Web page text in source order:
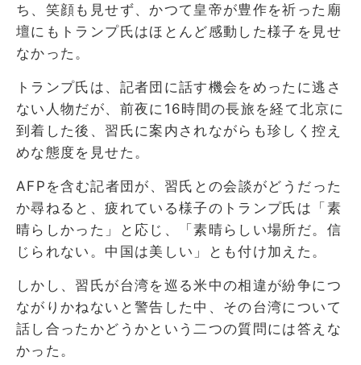
ち、笑顔も見せず、かつて皇帝が豊作を祈った廟
壇にもトランプ氏はほとんど感動した様子を見せ
なかった。
トランプ氏は、記者団に話す機会をめったに逃さ
ない人物だが、前夜に16時間の長旅を経て北京に
到着した後、習氏に案内されながらも珍しく控え
めな態度を見せた。
AFPを含む記者団が、習氏との会談がどうだった
か尋ねると、疲れている様子のトランプ氏は「素
晴らしかった」と応じ、「素晴らしい場所だ。信
じられない。中国は美しい」とも付け加えた。
しかし、習氏が台湾を巡る米中の相違が紛争につ
ながりかねないと警告した中、その台湾について
話し合ったかどうかという二つの質問には答えな
かった。